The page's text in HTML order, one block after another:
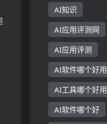
AI知识
AI应用评测网
AI应用评测
AI软件哪个好用
AI工具哪个好用
AI软件哪个好